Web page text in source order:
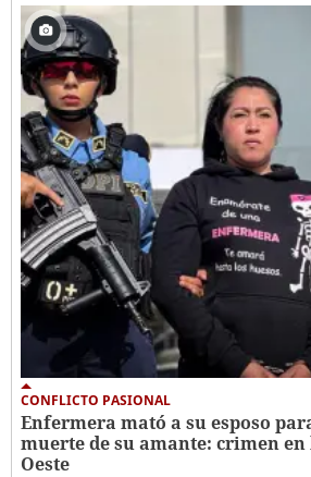
CONFLICTO PASIONAL
Enfermera mató a su esposo
muerte de su amante: crimen
Oeste